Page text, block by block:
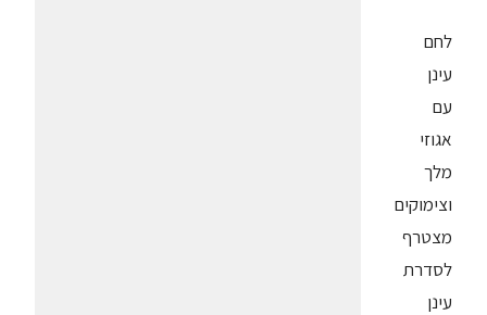
לחם
עינן
עם
אגוזי
מלך
וצימוקים
מצטרף
לסדרת
עינן